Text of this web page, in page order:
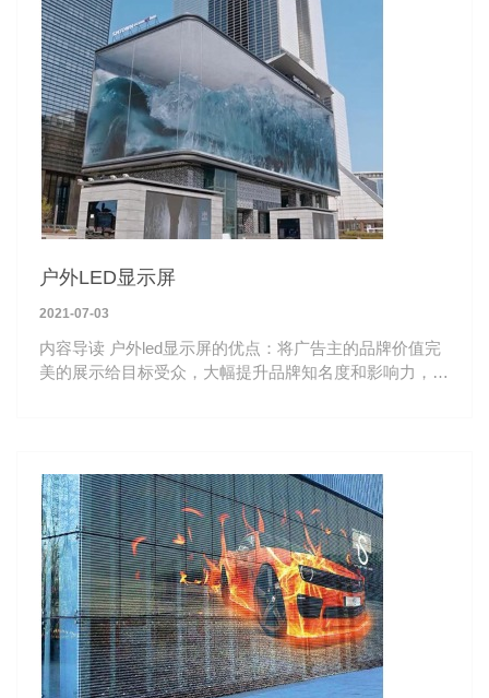
户外LED显示屏
2021-07-03
内容导读 户外led显示屏的优点：将广告主的品牌价值完
美的展示给目标受众，大幅提升品牌知名度和影响力，适